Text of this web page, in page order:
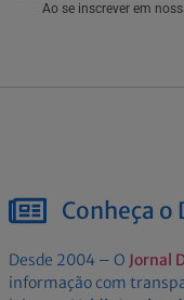
Ao se inscrever em
Conheça o
Desde 2004 – O Jornal
informação com